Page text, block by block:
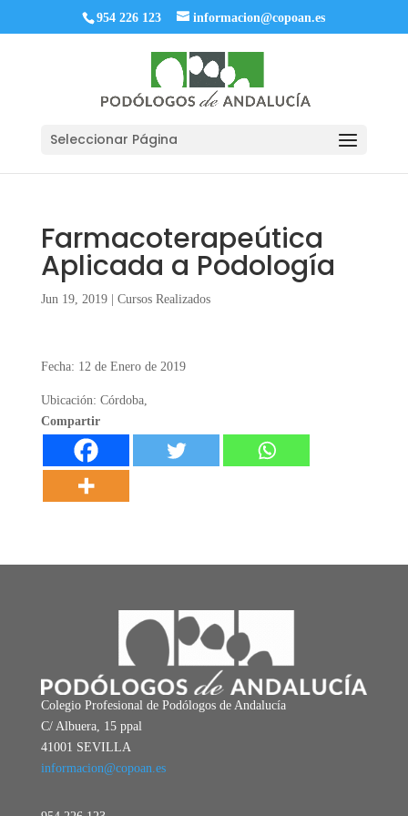
954 226 123 informacion@copoan.es
Seleccionar Página
Farmacoterapeútica
Aplicada a Podología
Jun 19, 2019| Cursos Realizados
Fecha: 12 de Enero de 2019
Ubicación: Córdoba,
Compartir
Colegio Profesional de Podólogos de Andalucía
C/ Albuera, 15 ppal
41001 SEVILLA
informacion@copoan.es